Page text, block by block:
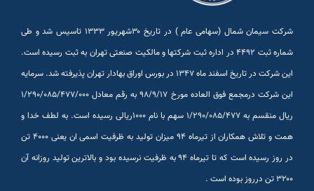
شرکت سیمان شمال (سهامی عام ) در تاریخ ۳۰شهريور ۱۳۳۳ تاسیس شد و طی
شماره ثبت ۴۴۹۲ در اداره ثبت شرکتها و مالکیت صنعتی تهران به ثبت رسیده است.
این شرکت در تاریخ اسفند ماه ۱۳۴۷ در بورس اوراق بهادار تهران پذیرفته شد. سرمایه
این شرکت درمجمع فوق العاده مورخ ۹۸/۹/۱۷ به رقم معادل ۱/۲۹۰/۰۸۵/۴۷۷/۰۰۰
ریال منقسم به ۱/۲۹۰/۰۸۵/۴۷۷ سهم با نام ۱۰۰۰ریالی رسیده است. به لطف خدا و
همت و تلاش همکاران از تیرماه ۹۴ میزان تولید به ظرفیت اسمی ان یعنی ۴۰۰۰ تن
در روز رسیده است که تا تیرماه ۹۴ به ظرفیت نرسیده بود و بالاترین تولید روزانه آن
۳۲۰۰ تن درروز بوده است .